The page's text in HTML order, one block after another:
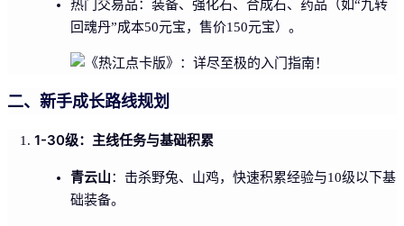
热门交易品：装备、强化石、合成石、药品（如“九转
回魂丹”成本50元宝，售价150元宝）。
二、新手成长路线规划
1-30级：主线任务与基础积累
青云山：击杀野兔、山鸡，快速积累经验与10级以下基
础装备。